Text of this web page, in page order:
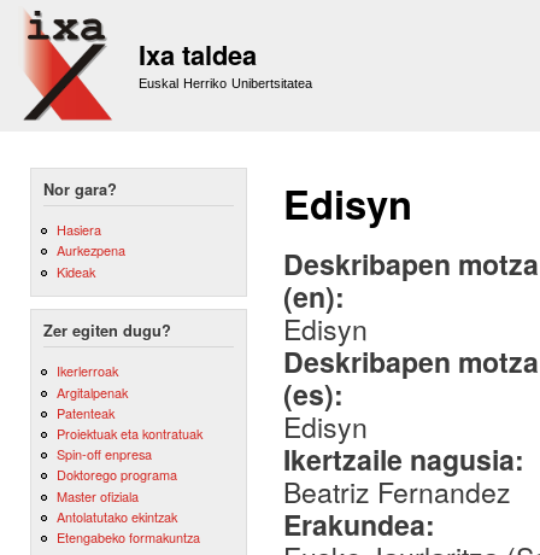
Ixa taldea
Euskal Herriko Unibertsitatea
Nor gara?
Hasiera
Aurkezpena
Kideak
Zer egiten dugu?
Ikerlerroak
Argitalpenak
Patenteak
Proiektuak eta kontratuak
Spin-off enpresa
Doktorego programa
Master ofiziala
Antolatutako ekintzak
Etengabeko formakuntza
Edisyn
Deskribapen
(en):
Edisyn
Deskribapen
(es):
Edisyn
Ikertzaile nagusia:
Beatriz Fernandez
Erakundea: